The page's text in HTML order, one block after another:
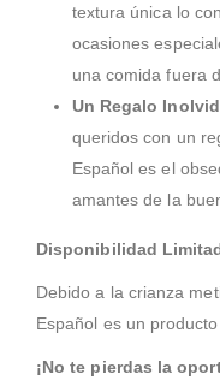
textura única lo
ocasiones
una comida fuera
Un Regalo
queridos con un
Español es el
amantes de la
Disponibilidad
Debido a la crianza
Español es un
¡No te pierdas la